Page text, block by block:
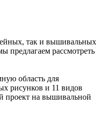
так и вышивальных
предлагаем рассмотреть
область для
рисунков и 11 видов
проект на вышивальной